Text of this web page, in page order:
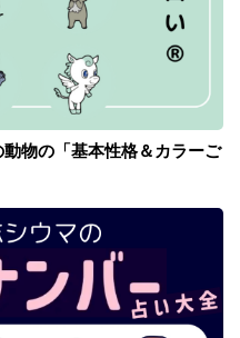
物の「基本性格＆カラーご